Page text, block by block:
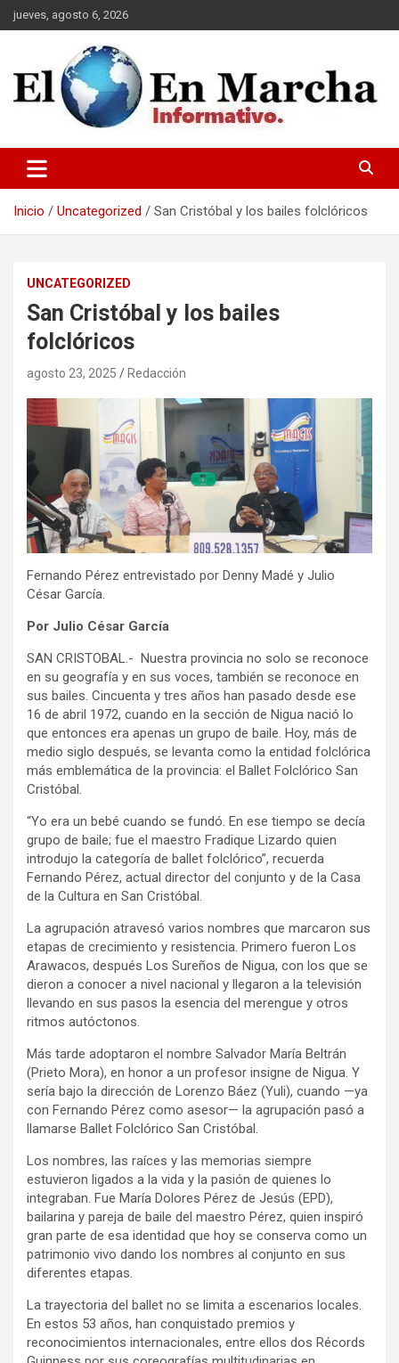
Saltar
al
jueves, agosto 6, 2026
elmundoenmarcha.net
Inicio Uncategorized San Cristóbal y los bailes folclóricos
UNCATEGORIZED
San Cristóbal y los bailes
folclóricos
agosto 23, 2025 Redacción
Fernando Pérez entrevistado por Denny Madé y Julio
César García.
Por Julio César García
SAN CRISTOBAL.- Nuestra provincia no solo se reconoce
en su geografía y en sus voces, también se reconoce en
sus bailes. Cincuenta y tres años han pasado desde ese
16 de abril 1972, cuando en la sección de Nigua nació lo
que entonces era apenas un grupo de baile. Hoy, más de
medio siglo después, se levanta como la entidad folclórica
más emblemática de la provincia: el Ballet Folclórico San
Cristóbal.
“Yo era un bebé cuando se fundó. En ese tiempo se decía
grupo de baile; fue el maestro Fradique Lizardo quien
introdujo la categoría de ballet folclórico”, recuerda
Fernando Pérez, actual director del conjunto y de la Casa
de la Cultura en San Cristóbal.
La agrupación atravesó varios nombres que marcaron sus
etapas de crecimiento y resistencia. Primero fueron Los
Arawacos, después Los Sureños de Nigua, con los que se
dieron a conocer a nivel nacional y llegaron a la televisión
llevando en sus pasos la esencia del merengue y otros
ritmos autóctonos.
Más tarde adoptaron el nombre Salvador María Beltrán
(Prieto Mora), en honor a un profesor insigne de Nigua. Y
sería bajo la dirección de Lorenzo Báez (Yuli), cuando —ya
con Fernando Pérez como asesor— la agrupación pasó a
llamarse Ballet Folclórico San Cristóbal.
Los nombres, las raíces y las memorias siempre
estuvieron ligados a la vida y la pasión de quienes lo
integraban. Fue María Dolores Pérez de Jesús (EPD),
bailarina y pareja de baile del maestro Pérez, quien inspiró
gran parte de esa identidad que hoy se conserva como un
patrimonio vivo dando los nombres al conjunto en sus
diferentes etapas.
La trayectoria del ballet no se limita a escenarios locales.
En estos 53 años, han conquistado premios y
reconocimientos internacionales, entre ellos dos Récords